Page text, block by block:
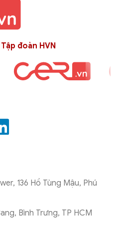
Tập đoàn HVN
136 Hồ Tùng Mậu, Phú
Bình Trưng, TP HCM